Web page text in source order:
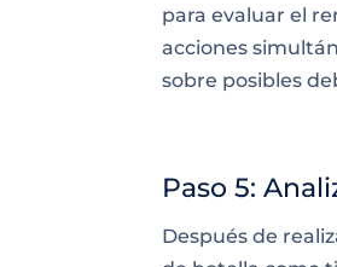
para evaluar el
acciones
sobre posibles
Paso 5:
Después de